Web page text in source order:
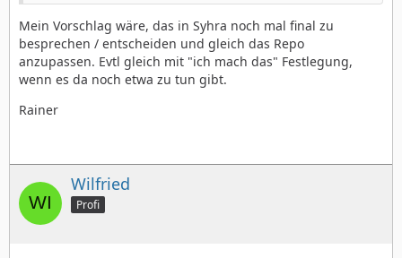
Mein Vorschlag wäre, das in Syhra noch mal final zu
besprechen / entscheiden und gleich das Repo
anzupassen. Evtl gleich mit "ich mach das" Festlegung,
wenn es da noch etwa zu tun gibt.
Rainer
Wilfried
Profi